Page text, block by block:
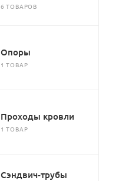
6 ТОВАРОВ
Опоры
1 ТОВАР
Проходы кровли
1 ТОВАР
Сэндвич-трубы